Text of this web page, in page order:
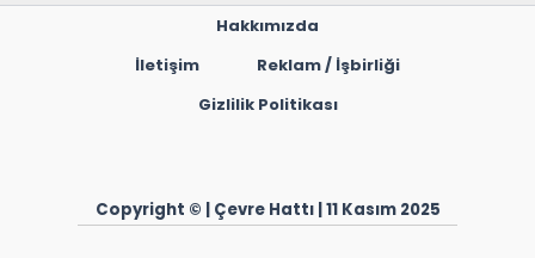
Hakkımızda
İletişim
Reklam / İşbirliği
Gizlilik Politikası
Copyright © | Çevre Hattı | 11 Kasım 2025